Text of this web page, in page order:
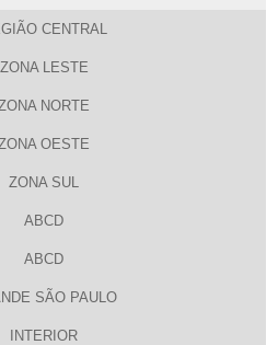
CENTRAL
ZONA LESTE
NORTE
OESTE
ZONA SUL
ABCD
ABCD
SÃO PAULO
INTERIOR